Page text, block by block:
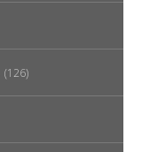
(126)